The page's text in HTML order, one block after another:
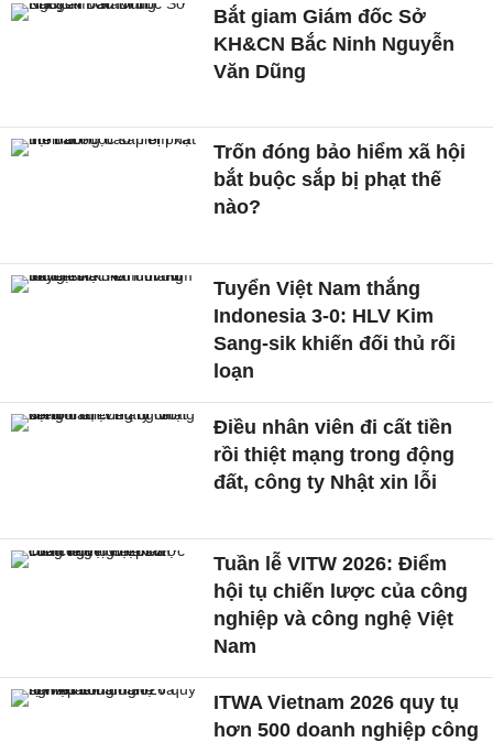
Bắt giam Giám đốc Sở
KH&CN Bắc Ninh Nguyễn
Văn Dũng
Trốn đóng bảo hiểm xã hội
bắt buộc sắp bị phạt thế
nào?
Tuyển Việt Nam thắng
Indonesia 3-0: HLV Kim
Sang-sik khiến đối thủ rối
loạn
Điều nhân viên đi cất tiền
rồi thiệt mạng trong động
đất, công ty Nhật xin lỗi
Tuần lễ VITW 2026: Điểm
hội tụ chiến lược của công
nghiệp và công nghệ Việt
Nam
ITWA Vietnam 2026 quy tụ
hơn 500 doanh nghiệp công